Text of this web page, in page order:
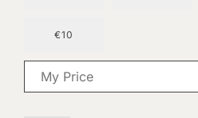
€10